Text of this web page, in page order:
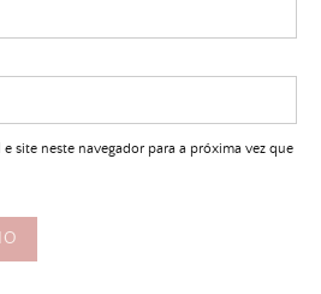
site neste navegador para a próxima vez que